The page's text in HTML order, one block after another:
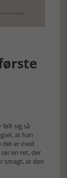
følt sig så
at han
det er med
en ret, der
smagt, at den